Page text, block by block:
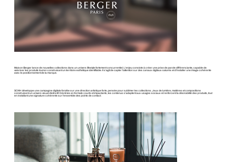
Maison Berger lance de nouvelles collections dans un univers lifestyle fortement concurrentiel. L’enjeu consiste à créer une prise de parole différenciante, capable de
valoriser les produits tout en construisant un territoire esthétique identifiable. Il s’agit de capter l’attention sur des canaux digitaux saturés et d’installer une image cohérente
avec le positionnement de la marque.
SOXH développe une campagne digitale fondée sur une direction artistique forte, pensée pour sublimer les collections. Jeux de lumière, matières et compositions
construisent un univers visuel distinctif. Déclinés en formats courts et impactants, les contenus s’adaptent aux usages sociaux et renforcent la désirabilité des produits, tout
en installant une signature cohérente sur l’ensemble des points de contact.